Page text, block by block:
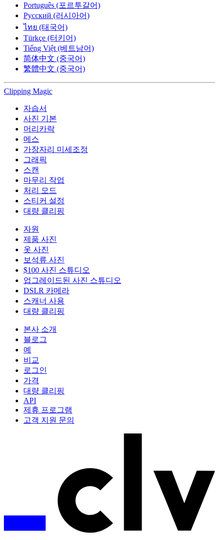
Português (포르투갈어)
Русский (러시아어)
ไทย (태국어)
Türkçe (터키어)
Tiếng Việt (베트남어)
简体中文 (중국어)
繁體中文 (중국어)
Clipping Magic
자습서
사진 기본
머리카락
메스
가장자리 미세조정
그래픽
스캔
마무리 작업
처리 모드
스티커 설정
대량 클리핑
자원
제품 사진
옷 사진
보석류 사진
$100 사진 스튜디오
업그레이드된 사진 스튜디오
DSLR 카메라
스캐너 사용
대량 클리핑
본사 소개
블로그
예
비교
로그인
가격
대량 클리핑
API
제휴 프로그램
고객 지원 문의